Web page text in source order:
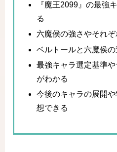
『魔王2099』の最強
る
六魔侯の強さやそれ
ベルトールと六魔侯
最強キャラ選定基準
がわかる
今後のキャラの展開
想できる